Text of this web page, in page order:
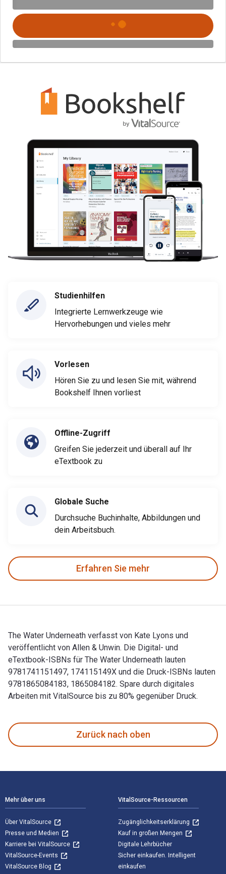
Studienhilfen
Integrierte Lernwerkzeuge wie
Hervorhebungen und vieles mehr
Vorlesen
Hören Sie zu und lesen Sie mit, während
Bookshelf Ihnen vorliest
Offline-Zugriff
Greifen Sie jederzeit und überall auf Ihr
eTextbook zu
Globale Suche
Durchsuche Buchinhalte, Abbildungen und
dein Arbeitsbuch.
Erfahren Sie mehr
The Water Underneath verfasst von Kate Lyons und
veröffentlicht von Allen & Unwin. Die Digital- und
eTextbook-ISBNs für The Water Underneath lauten
9781741151497, 174115149X und die Druck-ISBNs lauten
9781865084183, 1865084182. Spare durch digitales
Arbeiten mit VitalSource bis zu 80% gegenüber Druck.
Zurück nach oben
Mehr über uns
Über VitalSource
Presse und Medien
Karriere bei VitalSource
VitalSource-Events
VitalSource Blog
VitalSource-Ressourcen
Zugänglichkeitserklärung
Kauf in großen Mengen
Digitale Lehrbücher
Sicher einkaufen. Intelligent
einkaufen